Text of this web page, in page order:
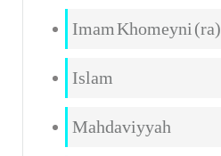
Imam Khomeyni (ra)
Islam
Mahdaviyyah